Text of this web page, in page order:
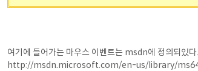
여기에 들어가는 마우스 이벤트는 msdn에 정의되있다.
http://msdn.microsoft.com/en-us/library/